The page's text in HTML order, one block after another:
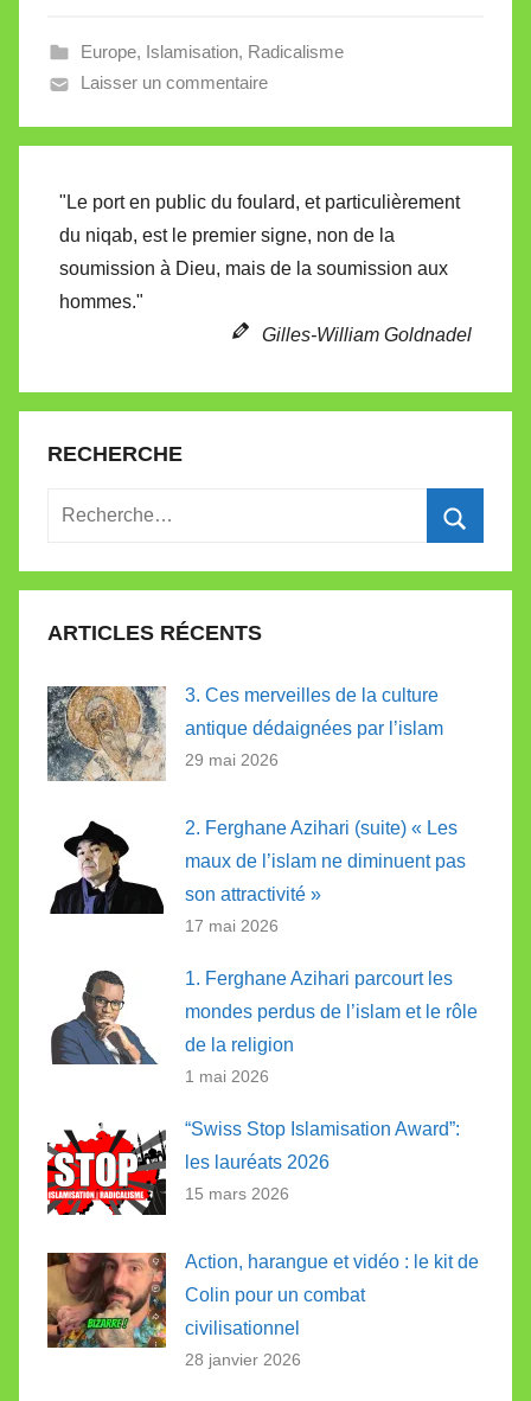
l
e
a
e
t
e
Europe, Islamisation, Radicalisme
Laisser un commentaire
"Le port en public du foulard, et particulièrement
du niqab, est le premier signe, non de la
soumission à Dieu, mais de la soumission aux
hommes."
Gilles-William Goldnadel
RECHERCHE
Recherche
:
ARTICLES RÉCENTS
3. Ces merveilles de la culture
antique dédaignées par l’islam
29 mai 2026
2. Ferghane Azihari (suite) « Les
maux de l’islam ne diminuent pas
son attractivité »
17 mai 2026
1. Ferghane Azihari parcourt les
mondes perdus de l’islam et le rôle
de la religion
1 mai 2026
“Swiss Stop Islamisation Award”:
les lauréats 2026
15 mars 2026
Action, harangue et vidéo : le kit de
Colin pour un combat
civilisationnel
28 janvier 2026